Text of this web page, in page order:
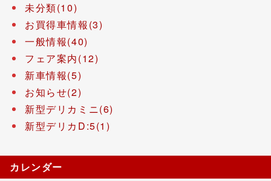
未分類(10)
お買得車情報(3)
一般情報(40)
フェア案内(12)
新車情報(5)
お知らせ(2)
新型デリカミニ(6)
新型デリカD:5(1)
カレンダー